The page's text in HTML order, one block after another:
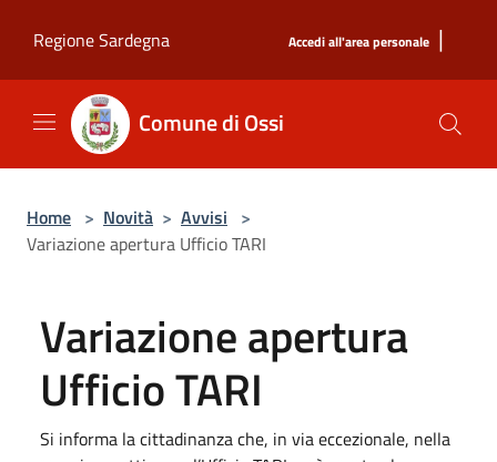
Regione Sardegna
Accedi all'area personale |
Comune di Ossi
Home > Novità > Avvisi >
Variazione apertura Ufficio TARI
Variazione apertura
Ufficio TARI
Si informa la cittadinanza che, in via eccezionale, nella